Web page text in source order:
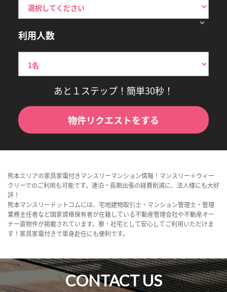
利用人数
あと１ステップ！簡単30秒！
物件リクエストをする
熊本エリアの家具家電付きマンスリーマンション情報！マンスリー＋ウィー
クリーでのご利用も可能です。連泊・長期出張の経費削減に、法人様にも大好
評！
熊本マンスリードットコムには、宅地建物取引士・マンション管理士・管理
業務主任者など国家資格保有者が在籍している不動産管理会社や不動産オー
ナー直物件が掲載されています。寮・社宅として安心してご利用いただけま
す！家具家電付きで単身赴任にも便利です。
CONTACT US